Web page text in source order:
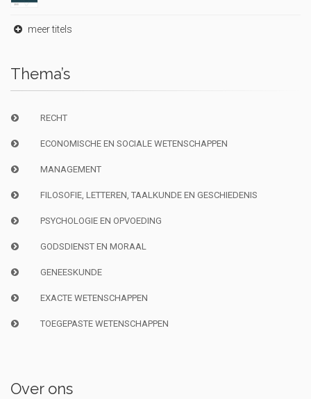
meer titels
Thema’s
RECHT
ECONOMISCHE EN SOCIALE WETENSCHAPPEN
MANAGEMENT
FILOSOFIE, LETTEREN, TAALKUNDE EN GESCHIEDENIS
PSYCHOLOGIE EN OPVOEDING
GODSDIENST EN MORAAL
GENEESKUNDE
EXACTE WETENSCHAPPEN
TOEGEPASTE WETENSCHAPPEN
Over ons